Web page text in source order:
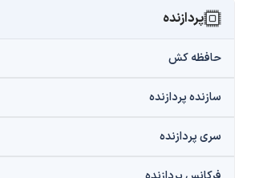
پردازنده
حافظه کش
سازنده پردازنده
سری پردازنده